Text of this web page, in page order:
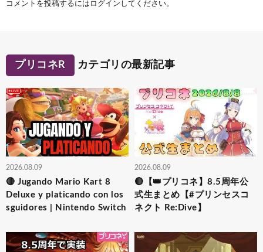
コメントを投稿するには ログイン してください。
プリコネR カテゴリの最新記事
2026.08.09
🔴 Jugando Mario Kart 8
Deluxe y platicando con los
sguidores | Nintendo Switch
2026.08.09
🔴【👑プリコネ】8.5周年公
式生まとめ【#プリンセスコ
ネクト Re:Dive】